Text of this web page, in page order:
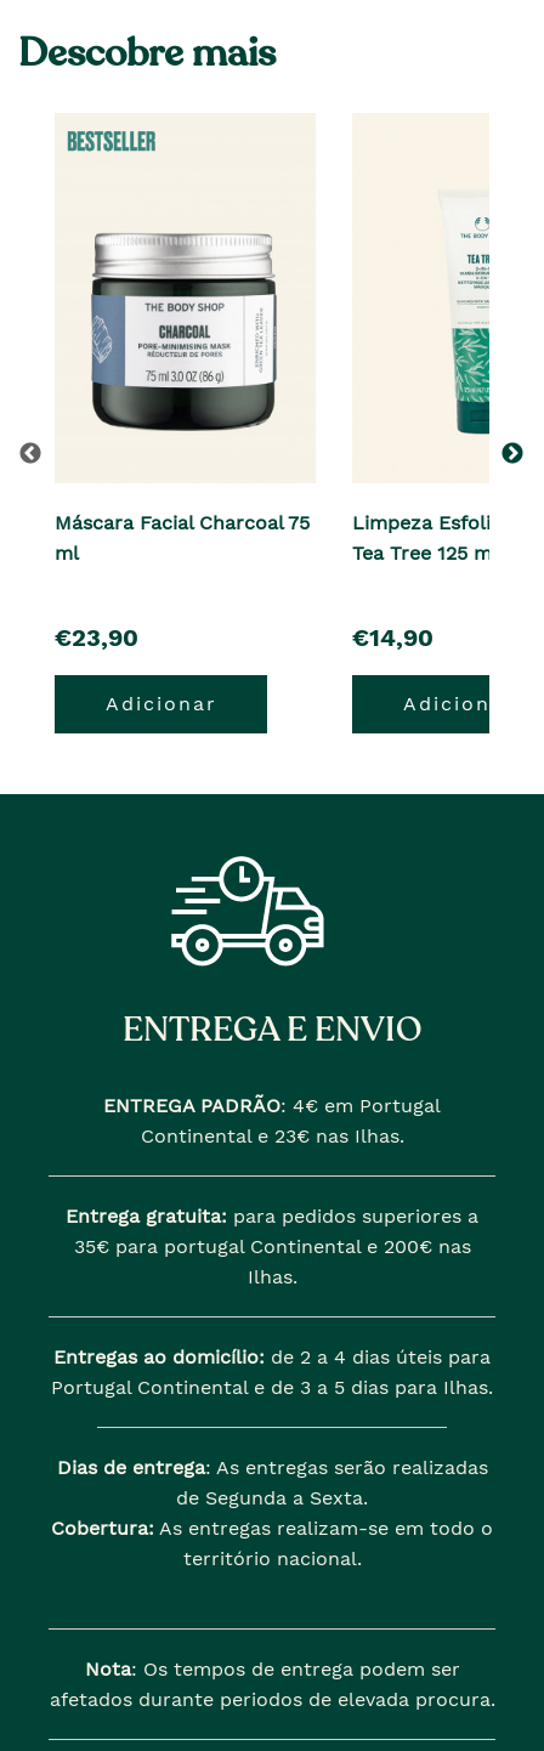
Descobre mais
Máscara Facial Charcoal 75
ml
pre�o
€23,90
Adicionar
Limpeza Esfoliante
Tea Tree 125 ml
pre�o
€14,90
Adicionar
ENTREGA E ENVIO
ENTREGA PADRÃO: 4€ em Portugal
Continental e 23€ nas Ilhas.
Entrega gratuita: para pedidos superiores a
35€ para portugal Continental e 200€ nas
Ilhas.
Entregas ao domicílio: de 2 a 4 dias úteis para
Portugal Continental e de 3 a 5 dias para Ilhas.
Dias de entrega: As entregas serão realizadas
de Segunda a Sexta.
Cobertura: As entregas realizam-se em todo o
território nacional.
Nota: Os tempos de entrega podem ser
afetados durante periodos de elevada procura.